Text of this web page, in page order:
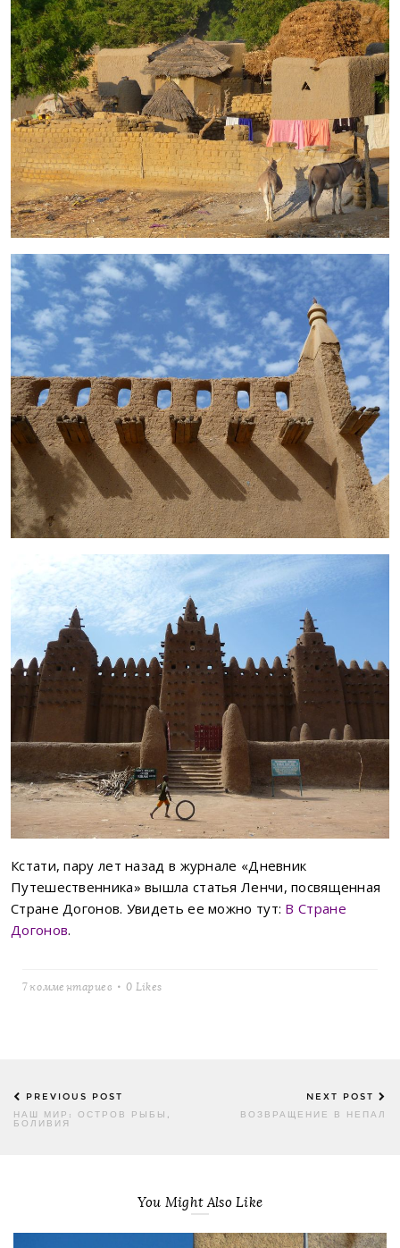
Кстати, пару лет назад в журнале «Дневник
Путешественника» вышла статья Ленчи, посвященная
Стране Догонов. Увидеть ее можно тут: В Стране
Догонов.
7 комментариев 0 Likes
Post
navigation
PREVIOUS POST
НАШ МИР: ОСТРОВ РЫБЫ,
БОЛИВИЯ
NEXT POST
ВОЗВРАЩЕНИЕ В НЕПАЛ
You Might Also Like